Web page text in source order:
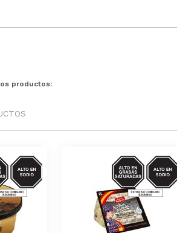
productos:
GRASAS-
SAT
SODIO/
SAT